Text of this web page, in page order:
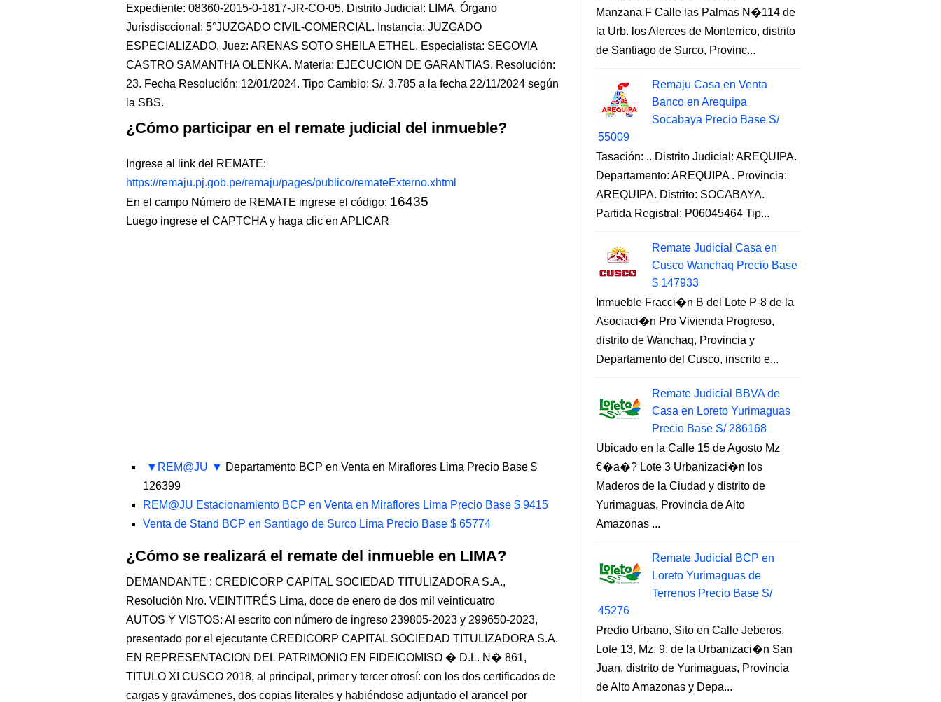
Expediente: 08360-2015-0-1817-JR-CO-05. Distrito Judicial: LIMA. Órgano
Jurisdisccional: 5°JUZGADO CIVIL-COMERCIAL. Instancia: JUZGADO
ESPECIALIZADO. Juez: ARENAS SOTO SHEILA ETHEL. Especialista: SEGOVIA
CASTRO SAMANTHA OLENKA. Materia: EJECUCION DE GARANTIAS. Resolución:
23. Fecha Resolución: 12/01/2024. Tipo Cambio: S/. 3.785 a la fecha 22/11/2024 según
la SBS.
¿Cómo participar en el remate judicial del inmueble?
Ingrese al link del REMATE:
https://remaju.pj.gob.pe/remaju/pages/publico/remateExterno.xhtml
En el campo Número de REMATE ingrese el código: 16435
Luego ingrese el CAPTCHA y haga clic en APLICAR
REM@JU
Departamento BCP en Venta en Miraflores Lima Precio Base $
126399
REM@JU Estacionamiento BCP en Venta en Miraflores Lima Precio Base $ 9415
Venta de Stand BCP en Santiago de Surco Lima Precio Base $ 65774
¿Cómo se realizará el remate del inmueble en LIMA?
DEMANDANTE : CREDICORP CAPITAL SOCIEDAD TITULIZADORA S.A.,
Resolución Nro. VEINTITRÉS Lima, doce de enero de dos mil veinticuatro
AUTOS Y VISTOS: Al escrito con número de ingreso 239805-2023 y 299650-2023,
presentado por el ejecutante CREDICORP CAPITAL SOCIEDAD TITULIZADORA S.A.
EN REPRESENTACION DEL PATRIMONIO EN FIDEICOMISO � D.L. N� 861,
TITULO XI CUSCO 2018, al principal, primer y tercer otrosí: con los dos certificados de
cargas y gravámenes, dos copias literales y habiéndose adjuntado el arancel por
Manzana F Calle las Palmas N�114 de
la Urb. los Alerces de Monterrico, distrito
de Santiago de Surco, Provinc...
Remaju Casa en Venta
Banco en Arequipa
Socabaya Precio Base S/
55009
Tasación: .. Distrito Judicial: AREQUIPA.
Departamento: AREQUIPA . Provincia:
AREQUIPA. Distrito: SOCABAYA.
Partida Registral: P06045464 Tip...
Remate Judicial Casa en
Cusco Wanchaq Precio Base
$ 147933
Inmueble Fracci�n B del Lote P-8 de la
Asociaci�n Pro Vivienda Progreso,
distrito de Wanchaq, Provincia y
Departamento del Cusco, inscrito e...
Remate Judicial BBVA de
Casa en Loreto Yurimaguas
Precio Base S/ 286168
Ubicado en la Calle 15 de Agosto Mz
€�a�? Lote 3 Urbanizaci�n los
Maderos de la Ciudad y distrito de
Yurimaguas, Provincia de Alto
Amazonas ...
Remate Judicial BCP en
Loreto Yurimaguas de
Terrenos Precio Base S/
45276
Predio Urbano, Sito en Calle Jeberos,
Lote 13, Mz. 9, de la Urbanizaci�n San
Juan, distrito de Yurimaguas, Provincia
de Alto Amazonas y Depa...